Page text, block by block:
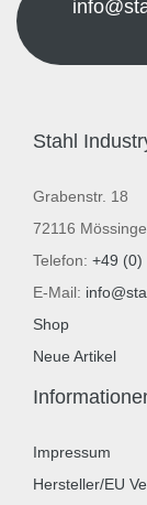
Stahl
Grabenstr. 18
72116
Telefon: +49 (0)
E-Mail:
Shop
Neue Artikel
Impressum
Hersteller/EU